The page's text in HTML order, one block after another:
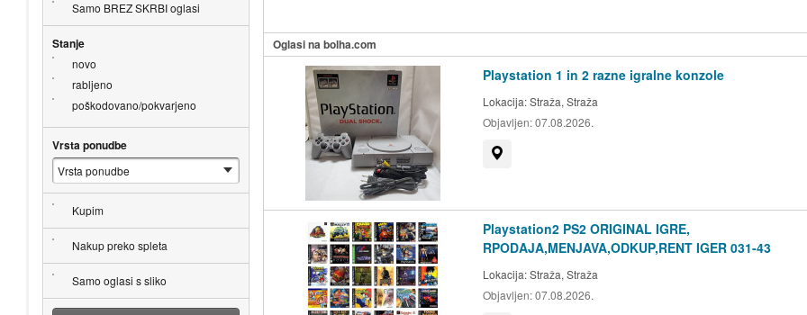
Oglasi na bolha.com
Playstation 1 in 2 razne igralne konzole
Lokacija:Straža, Straža
Objavljen:07.08.2026.
Playstation2 PS2 ORIGINAL IGRE,
RPODAJA,MENJAVA,ODKUP,RENT IGER 031-43
Lokacija:Straža, Straža
Objavljen:07.08.2026.
Samo BREZ SKRBI oglasi
Stanje
novo
rabljeno
poškodovano/pokvarjeno
Vrsta ponudbe
Kupim
Nakup preko spleta
Samo oglasi s sliko